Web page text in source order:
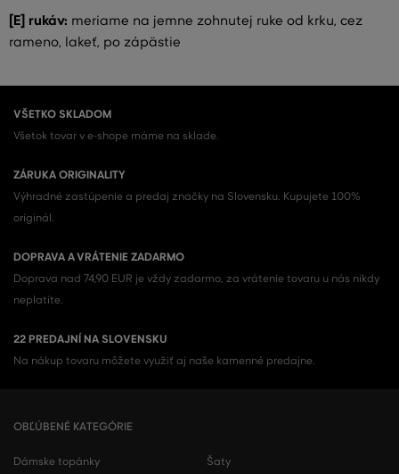
[E] rukáv: meriame na jemne zohnutej ruke od krku, cez
rameno, lakeť, po zápästie
VŠETKO SKLADOM
Všetok tovar v e-shope máme na sklade.
ZÁRUKA ORIGINALITY
Výhradné zastúpenie a predaj značky na Slovensku. Kupujete 100%
originál.
DOPRAVA A VRÁTENIE ZADARMO
Doprava nad 74,90 EUR je vždy zadarmo, za vrátenie tovaru u nás nikdy
neplatíte.
22 PREDAJNÍ NA SLOVENSKU
Na nákup tovaru môžete využiť aj naše kamenné predajne.
OBĽÚBENÉ KATEGÓRIE
Dámske topánky
Šaty